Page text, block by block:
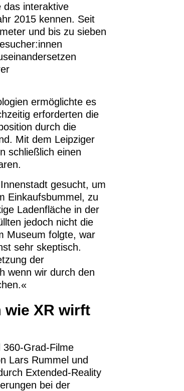
das interaktive
2015 kennen. Seit
und bis zu sieben
ermöglichte es
erforderten die
durch die
Mit dem Leipziger
schließlich einen
gesucht, um
Einkaufsbummel, zu
Ladenfläche in der
jedoch nicht die
Museum folgte, war
sehr skeptisch.
der
wenn wir durch den
wie XR wirft
360-Grad-Filme
Lars Rummel und
Extended-Reality
bei der